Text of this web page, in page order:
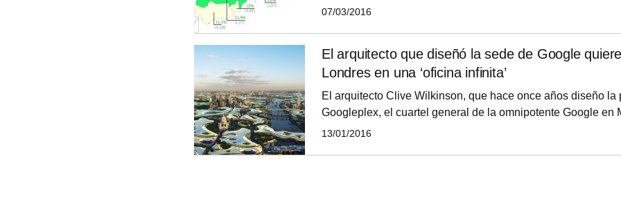
recreativas, en los que se crearán más de 160.000 empleos,
subidas y Cataluña y Madrid, liderando la contratación total.
07/03/2016
El arquitecto que diseñó la sede de Google
Londres en una ‘oficina infinita’
El arquitecto Clive Wilkinson, que hace once años diseño la
Googleplex, el cuartel general de la omnipotente Google en
imaginado cómo sería Londres si fuera una ciudad con dos
13/01/2016